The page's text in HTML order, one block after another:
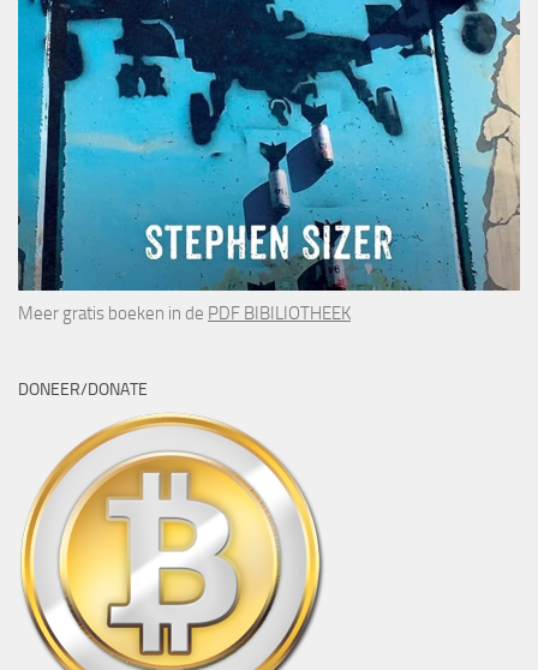
Meer gratis boeken in de PDF BIBILIOTHEEK
DONEER/DONATE